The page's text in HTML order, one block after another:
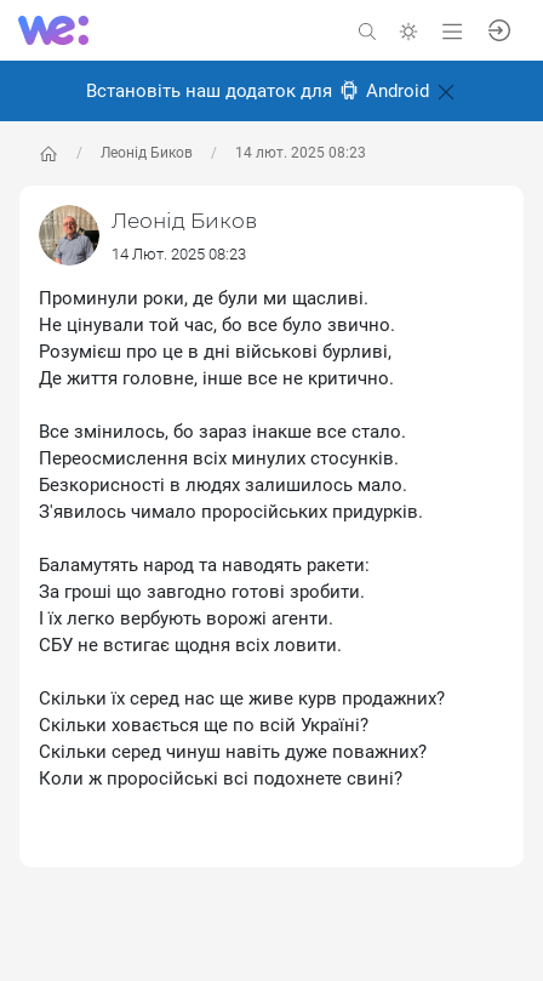
Встановіть наш додаток для Android
Леонід Биков 14 лют. 2025 08:23
Леонід Биков
14 Лют. 2025 08:23
Проминули роки, де були ми щасливі.
Не цінували той час, бо все було звично.
Розумієш про це в дні військові бурливі,
Де життя головне, інше все не критично.
Все змінилось, бо зараз інакше все стало.
Переосмислення всіх минулих стосунків.
Безкорисності в людях залишилось мало.
З'явилось чимало проросійських придурків.
Баламутять народ та наводять ракети:
За гроші що завгодно готові зробити.
І їх легко вербують ворожі агенти.
СБУ не встигає щодня всіх ловити.
Скільки їх серед нас ще живе курв продажних?
Скільки ховається ще по всій Україні?
Скільки серед чинуш навіть дуже поважних?
Коли ж проросійські всі подохнете свині?